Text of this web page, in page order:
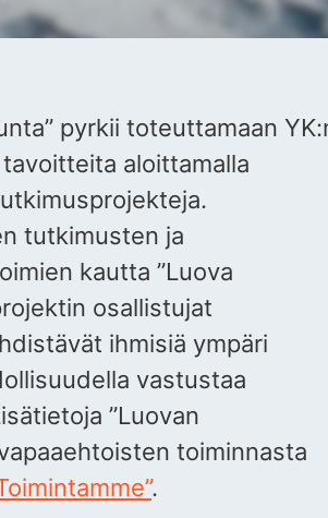
pyrkii toteuttamaan
aloittamalla
tutkimusten ja
kautta ”Luova
osallistujat
ihmisiä ympäri
vastustaa
”Luovan
toiminnasta
.